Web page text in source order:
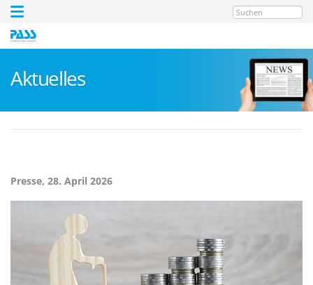
Suchen
Aktuelles
Presse, 28. April 2026